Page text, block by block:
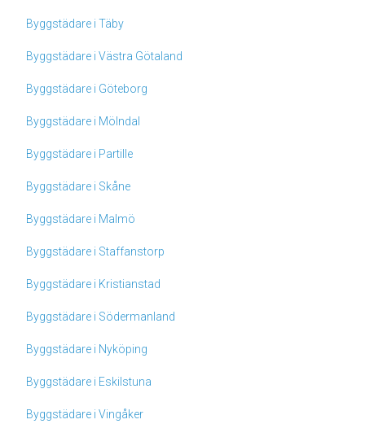
Byggstädare i Täby
Byggstädare i Västra Götaland
Byggstädare i Göteborg
Byggstädare i Mölndal
Byggstädare i Partille
Byggstädare i Skåne
Byggstädare i Malmö
Byggstädare i Staffanstorp
Byggstädare i Kristianstad
Byggstädare i Södermanland
Byggstädare i Nyköping
Byggstädare i Eskilstuna
Byggstädare i Vingåker